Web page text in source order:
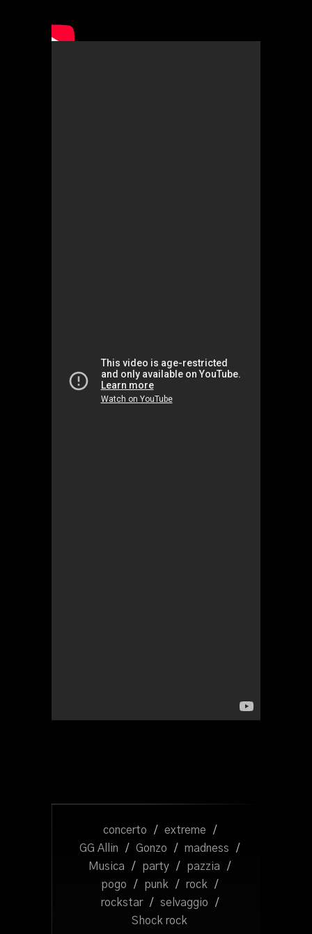
concerto / extreme
/
GG Allin
/ Gonzo / madness
/
Musica
/ party / pazzia
/
pogo
/ punk / rock
/
rockstar
/ selvaggio
/
Shock rock